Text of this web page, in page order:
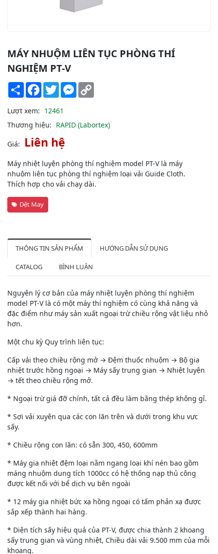
MÁY NHUỘM LIÊN TỤC PHÒNG THÍ
NGHIỆM PT-V
Share Facebook
TwitterMessenger
Lượt xem: 12461
Thương hiệu: RAPID (Labortex)
Giá: Liên hệ
Máy nhiệt luyện phòng thí nghiệm model PT-V là máy
nhuộm liên tục phòng thí nghiệm loại vải Guide Cloth.
Thích hợp cho vải chạy dài.
Dệt May
THÔNG TIN SẢN PHẨM HƯỚNG DẪN SỬ DỤNG
CATALOG BÌNH LUẬN
Nguyên lý cơ bản của máy nhiệt luyện phòng thí nghiệm
model PT-V là có một máy thí nghiệm có cùng khả năng và
đặc điểm như máy sản xuất ngoại trừ chiều rộng vật liệu nhỏ
hơn.
Một chu kỳ Quy trình liên tục:
Cấp vải theo chiều rộng mở → Đệm thuốc nhuộm → Bộ gia
nhiệt trước hồng ngoại → Máy sấy trung gian → Nhiệt luyện
→ tết theo chiều rộng mở.
* Ngoại trừ giá đỡ chính, tất cả đều làm bằng thép không gỉ.
* Sợi vải xuyên qua các con lăn trên và dưới trong khu vực
sấy.
* Chiều rộng con lăn: có sẵn 300, 450, 600mm
* Máy gia nhiệt đệm loại nằm ngang loại khí nén bao gồm
máng nhuộm dung tích 1000cc có hệ thống nạp thủ công
được kết nối với bể dịch vụ bên ngoài
* 12 máy gia nhiệt bức xạ hồng ngoại có tấm phản xạ được
sắp xếp thành hai hàng.
* Diện tích sấy hiệu quả của PT-V, được chia thành 2 khoang
sấy trung gian và vùng nhiệt, Chiều dài vải 9.500 mm của mỗi
khoang.